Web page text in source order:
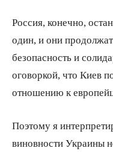
Россия, конечно,
один, и они
безопасность и
оговоркой, что Киев
отношению к
Поэтому я
виновности Украины